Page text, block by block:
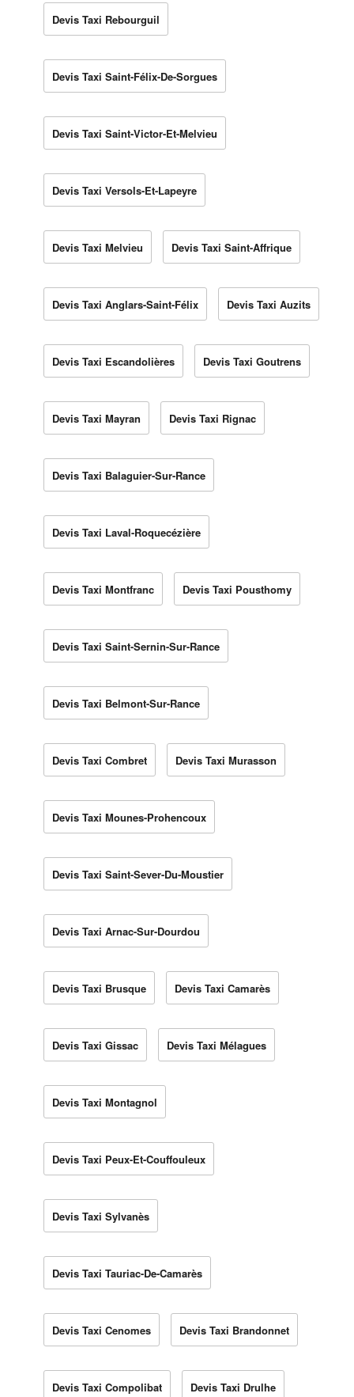
Devis Taxi Rebourguil
Devis Taxi Saint-Félix-De-Sorgues
Devis Taxi Saint-Victor-Et-Melvieu
Devis Taxi Versols-Et-Lapeyre
Devis Taxi Melvieu Devis Taxi Saint-Affrique
Devis Taxi Anglars-Saint-Félix Devis Taxi Auzits
Devis Taxi Escandolières Devis Taxi Goutrens
Devis Taxi Mayran Devis Taxi Rignac
Devis Taxi Balaguier-Sur-Rance
Devis Taxi Laval-Roquecézière
Devis Taxi Montfranc Devis Taxi Pousthomy
Devis Taxi Saint-Sernin-Sur-Rance
Devis Taxi Belmont-Sur-Rance
Devis Taxi Combret Devis Taxi Murasson
Devis Taxi Mounes-Prohencoux
Devis Taxi Saint-Sever-Du-Moustier
Devis Taxi Arnac-Sur-Dourdou
Devis Taxi Brusque Devis Taxi Camarès
Devis Taxi Gissac Devis Taxi Mélagues
Devis Taxi Montagnol
Devis Taxi Peux-Et-Couffouleux
Devis Taxi Sylvanès
Devis Taxi Tauriac-De-Camarès
Devis Taxi Cenomes Devis Taxi Brandonnet
Devis Taxi Compolibat Devis Taxi Drulhe